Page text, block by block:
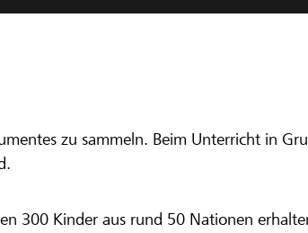
zu sammeln. Beim Unterricht in
300 Kinder aus rund 50 Nationen